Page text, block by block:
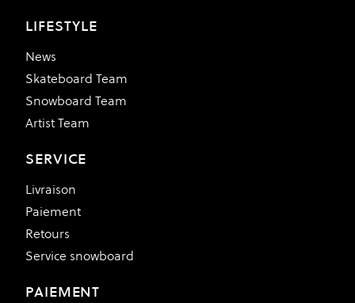
LIFESTYLE
News
Skateboard Team
Snowboard Team
Artist Team
SERVICE
Livraison
Paiement
Retours
Service snowboard
PAIEMENT